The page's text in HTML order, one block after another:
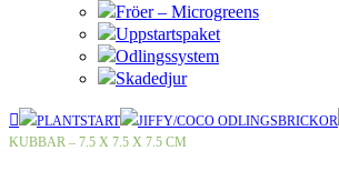
Fröer – Microgreens
Uppstartspaket
Odlingssystem
Skadedjur
PLANTSTART JIFFY/COCO ODLINGSBRICKOR
KUBBAR – 7.5 X 7.5 X 7.5 CM